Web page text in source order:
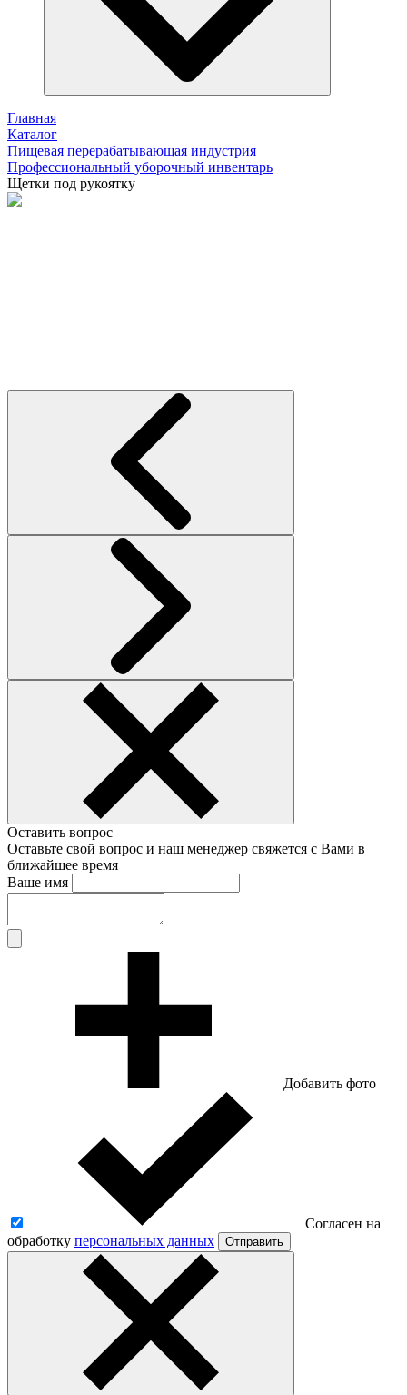
Главная
Каталог
Пищевая перерабатывающая индустрия
Профессиональный уборочный инвентарь
Щетки под рукоятку
Оставить вопрос
Оставьте свой вопрос и наш менеджер свяжется с Вами в
ближайшее время
Ваше имя
Добавить фото
Согласен на
обработку персональных данных Отправить